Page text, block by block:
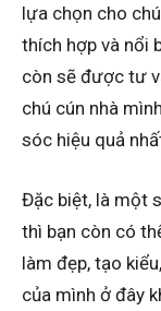
lựa chọn cho
thích hợp và nổi
còn sẽ được tư
chú cún nhà
sóc hiệu quả
Đặc biệt, là một
thì bạn còn có
làm đẹp, tạo
của mình ở đây